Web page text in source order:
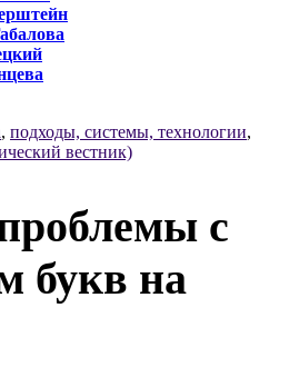
, подходы, системы, технологии,
вестник)
с
букв на